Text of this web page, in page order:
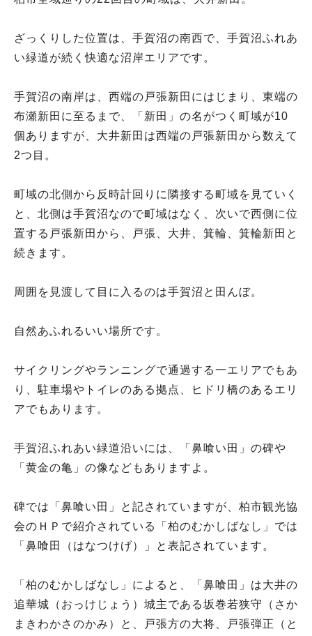
ざっくりした位置は、手賀沼の南西で、手賀沼ふれあ
い緑道が続く快適な沼岸エリアです。
手賀沼の南岸は、西端の戸張新田にはじまり、東端の
布瀬新田に至るまで、「新田」の名がつく町域が10
個ありますが、大井新田は西端の戸張新田から数えて
2つ目。
町域の北側から反時計回りに隣接する町域を見ていく
と、北側は手賀沼なので町域はなく、次いで西側に位
置する戸張新田から、戸張、大井、箕輪、箕輪新田と
続きます。
周囲を見渡して目に入るのは手賀沼と田んぼ。
自然あふれるいい場所です。
サイクリングやランニングで通過する一エリアでもあ
り、駐車場やトイレのある拠点、ヒドリ橋のあるエリ
アでもあります。
手賀沼ふれあい緑道沿いには、「鼻喰い田」の碑や
「黄金の亀」の像などもありますよ。
碑では「鼻喰い田」と記されていますが、柏市観光協
会のＨＰで紹介されている「柏のむかしばなし」では
「鼻喰田（はなつけげ）」と表記されています。
「柏のむかしばなし」によると、「鼻喰田」は大井の
追華城（おっけじょう）城主である坂巻若狭守（さか
まきわかさのかみ）と、戸張方の大将、戸張弾正（と